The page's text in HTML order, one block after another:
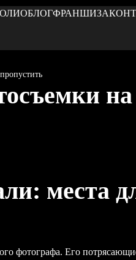
БЛОГФРАНШИЗА
места
фотографа. Его